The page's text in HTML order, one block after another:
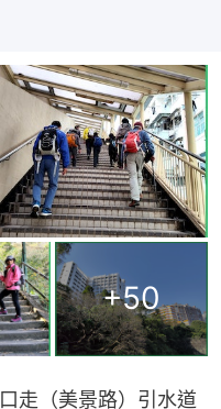
+50
走（美景路）引水道